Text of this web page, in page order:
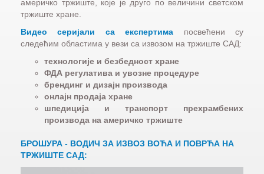
америчко тржиште, које је друго по величини светском
тржиште хране.
Видео серијали са експертима посвећени су
следећим областима у вези са извозом на тржиште САД:
технологије и безбедност хране
ФДА регулатива и увозне процедуре
брендинг и дизајн производа
онлајн продаја хране
шпедиција и транспорт прехрамбених
производа на америчко тржиште
БРОШУРА - ВОДИЧ ЗА ИЗВОЗ ВОЋА И ПОВРЋА НА
ТРЖИШТЕ САД: